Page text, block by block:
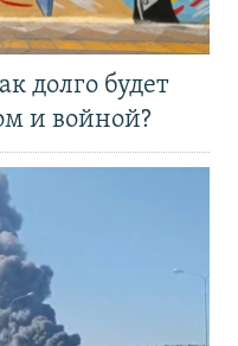
долго будет
и войной?